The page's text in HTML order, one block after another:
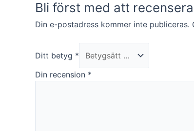
Bli först med att
Din e-postadress kommer inte publiceras.
Ditt betyg *
Din recension *
funktionalitet
Marknadsföring
Genom att dela